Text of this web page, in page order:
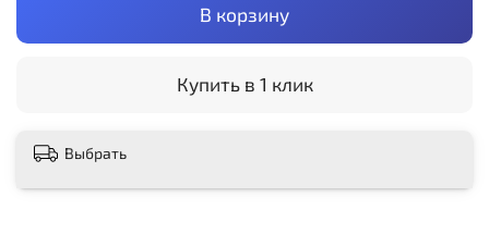
В корзину
Купить в 1 клик
Выбрать